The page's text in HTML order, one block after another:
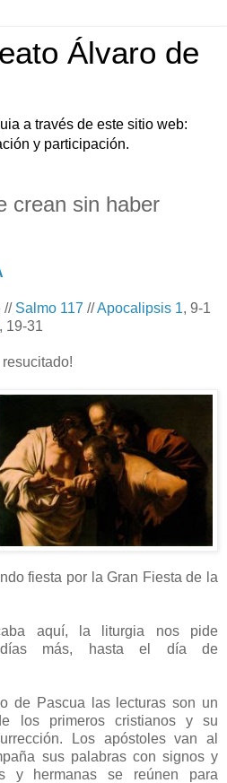
Álvaro de
a través de este sitio web:
y participación.
crean sin haber
// Salmo 117 //Apocalipsis 1, 9-1
, 19-31
resucitado!
fiesta por la Gran Fiesta de la
aquí, la liturgia nos pide
días más, hasta el día de
de Pascua las lecturas son un
los primeros cristianos y su
Los apóstoles van al
sus palabras con signos y
y hermanas se reúnen para